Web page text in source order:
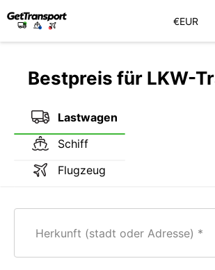
€EUR
Bestpreis für LKW-
Lastwagen
Schiff
Flugzeug
Herkunft (stadt oder Adresse)